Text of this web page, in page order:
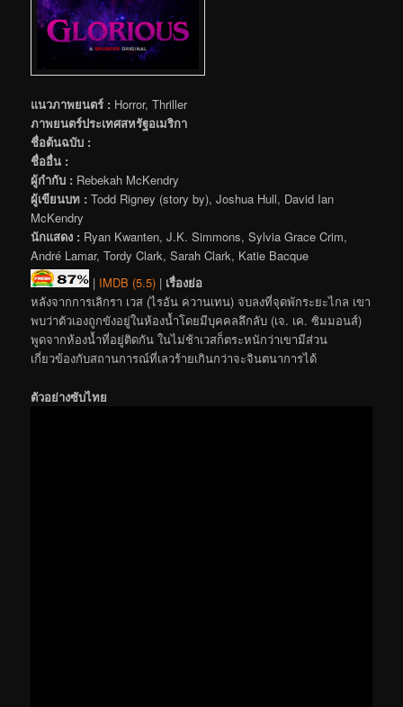
แนวภาพยนตร์ : Horror, Thriller
ภาพยนตร์ประเทศสหรัฐอเมริกา
ชื่อต้นฉบับ :
ชื่ออื่น :
ผู้กำกับ : Rebekah McKendry
ผู้เขียนบท : Todd Rigney (story by), Joshua Hull, David Ian
McKendry
นักแสดง : Ryan Kwanten, J.K. Simmons, Sylvia Grace Crim,
André Lamar, Tordy Clark, Sarah Clark, Katie Bacque
| IMDB (5.5) | เรื่องย่อ
หลังจากการเลิกรา เวส (ไรอัน ควานเทน) จบลงที่จุดพักระยะไกล เขา
พบว่าตัวเองถูกขังอยู่ในห้องน้ำโดยมีบุคคลลึกลับ (เจ. เค. ซิมมอนส์)
พูดจากห้องน้ำที่อยู่ติดกัน ในไม่ช้าเวสก็ตระหนักว่าเขามีส่วน
เกี่ยวข้องกับสถานการณ์ที่เลวร้ายเกินกว่าจะจินตนาการได้
ตัวอย่างซับไทย